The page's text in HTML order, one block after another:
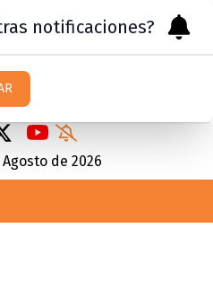
Agosto de 2026
notificaciones?